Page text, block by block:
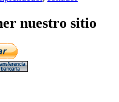
nuestro sitio